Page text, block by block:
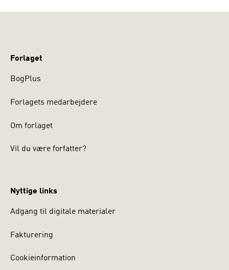
Forlaget
BogPlus
Forlagets medarbejdere
Om forlaget
Vil du være forfatter?
Nyttige links
Adgang til digitale materialer
Fakturering
Cookieinformation